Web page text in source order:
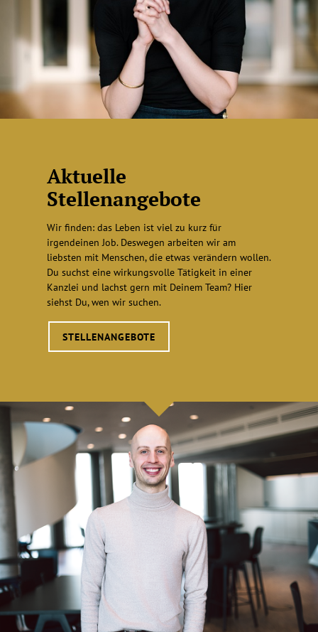
Aktuelle
Stellenangebote
Wir finden: das Leben ist viel zu kurz für
irgendeinen Job. Deswegen arbeiten wir am
liebsten mit Menschen, die etwas verändern wollen.
Du suchst eine wirkungsvolle Tätigkeit in einer
Kanzlei und lachst gern mit Deinem Team? Hier
siehst Du, wen wir suchen.
STELLENANGEBOTE